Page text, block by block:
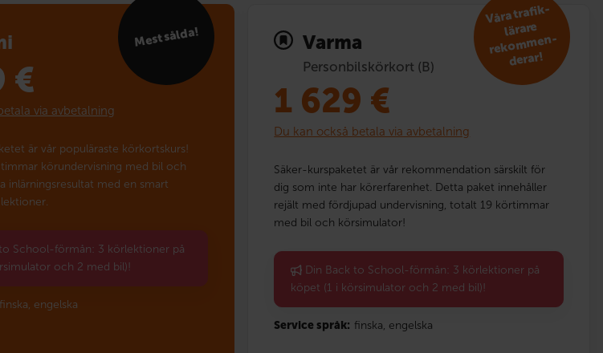
Mest sålda!
€
via avbetalning
är vår populäraste körkortskurs!
körundervisning med bil och
inlärningsresultat med en smart
School-förmån: 3 körlektioner på
och 2 med bil)!
finska, engelska
Varma
Personbilskörkort (B)
V
åra trafik­
lärare
reko
m
men­
derar!
1 629 €
Du kan också betala via avbetalning
Säker-kurspaketet är vår rekommendation särskilt för
dig som inte har körerfarenhet. Detta paket innehåller
rejält med fördjupad undervisning, totalt 19 körtimmar
med bil och körsimulator!
Din Back to School-förmån: 3 körlektioner på
köpet (1 i körsimulator och 2 med bil)!
Service språk: finska, engelska